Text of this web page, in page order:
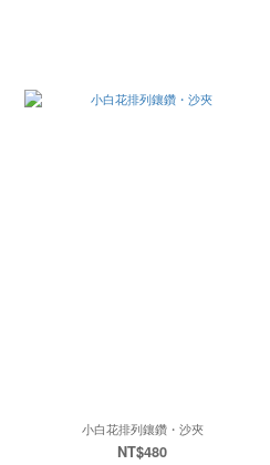
小白花排列鑲鑽・沙夾
NT$480